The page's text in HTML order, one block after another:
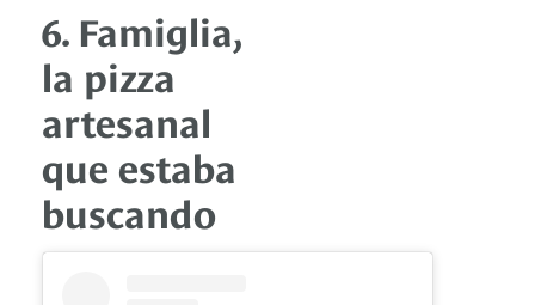
6. Famiglia,
la pizza
artesanal
que estaba
buscando